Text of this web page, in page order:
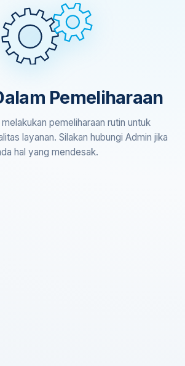
Pemeliharaan
pemeliharaan rutin untuk
layanan. Silakan hubungi Admin jika
hal yang mendesak.